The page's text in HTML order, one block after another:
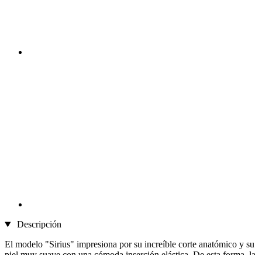
Descripción
El modelo "Sirius" impresiona por su increíble corte anatómico y su